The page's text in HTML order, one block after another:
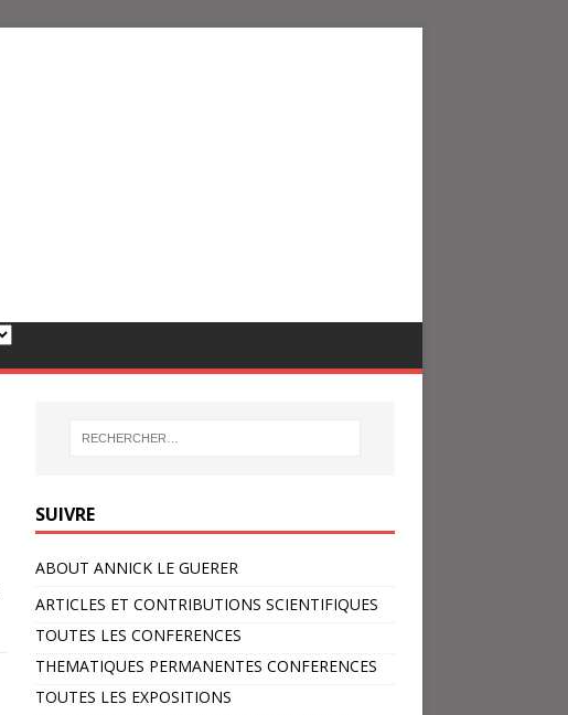
SUIVRE
ABOUT ANNICK LE GUERER
ARTICLES ET CONTRIBUTIONS SCIENTIFIQUES
TOUTES LES CONFERENCES
THEMATIQUES PERMANENTES CONFERENCES
TOUTES LES EXPOSITIONS